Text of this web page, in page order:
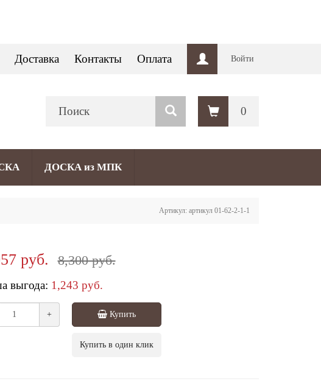
Доставка Контакты Оплата Войти
0
ДОСКА из МПК
Артикул: артикул 01-62-2-1-1
руб. 8,300 руб.
выгода: 1,243 руб.
+ Купить
Купить в один клик